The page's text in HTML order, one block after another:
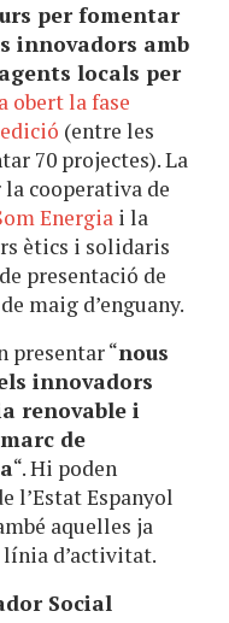
per fomentar
innovadors amb
locals per
obert la fase
(entre les
70 projectes). La
cooperativa de
Energia i la
ètics i solidaris
presentació de
maig d’enguany.
presentar “nous
innovadors
renovable i
de
“. Hi poden
l’Estat Espanyol
aquelles ja
d’activitat.
Social